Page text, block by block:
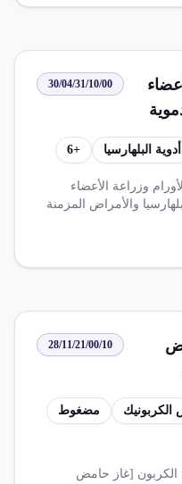
للبلازما
30/04/31/10/00
أدوية البلهارسيا +
6
وزراعة الأعضاء
والأمراض المزمنة
28/11/21/00/10
مضغوط
الكربون [غاز حامض